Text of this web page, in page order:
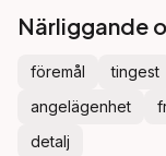
Närliggande
föremål tingest
angelägenhet
detalj